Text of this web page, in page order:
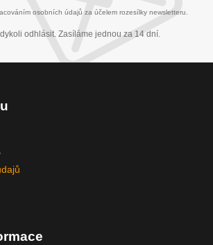
osobních údajů za účelem rozesílky newsletteru.
odhlásit. Zasíláme jednou za 14 dní.